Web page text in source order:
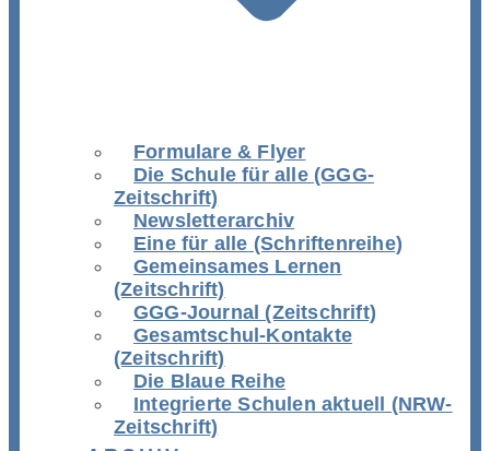
Formulare & Flyer
Die Schule für alle (GGG-
Zeitschrift)
Newsletterarchiv
Eine für alle (Schriftenreihe)
Gemeinsames Lernen
(Zeitschrift)
GGG-Journal (Zeitschrift)
Gesamtschul-Kontakte
(Zeitschrift)
Die Blaue Reihe
Integrierte Schulen aktuell (NRW-
Zeitschrift)